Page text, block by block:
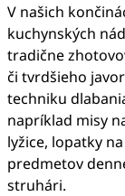
V našich
kuchynských
tradične
či tvrdšieho
techniku
napríklad misy
lyžice, lopatky
predmetov
struhári.